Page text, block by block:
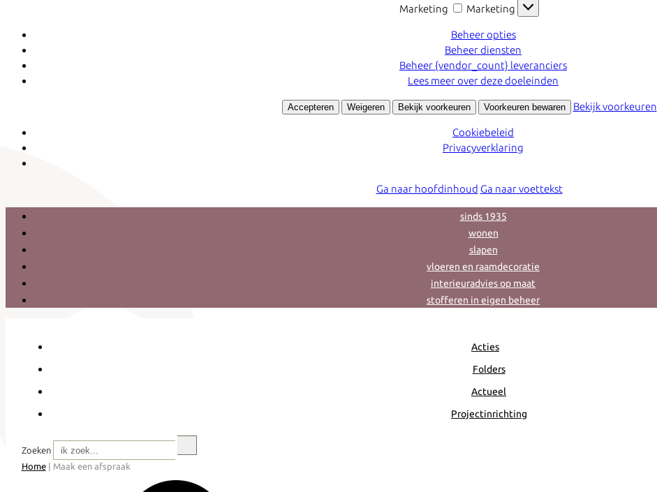
Marketing
Marketing
Beheer opties
Beheer diensten
Beheer {vendor_count} leveranciers
Lees meer over deze doeleinden
Accepteren Weigeren Bekijk voorkeuren Voorkeuren bewaren Bekijk voorkeuren
Cookiebeleid
Privacyverklaring
Ga naar hoofdinhoud Ga naar voettekst
sinds 1935
wonen
slapen
vloeren en raamdecoratie
interieuradvies op maat
stofferen in eigen beheer
Acties
Folders
Actueel
Projectinrichting
Zoeken
Home| Maak een afspraak